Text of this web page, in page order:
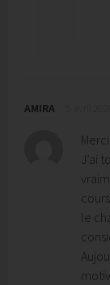
AMIRA
J’ai
le